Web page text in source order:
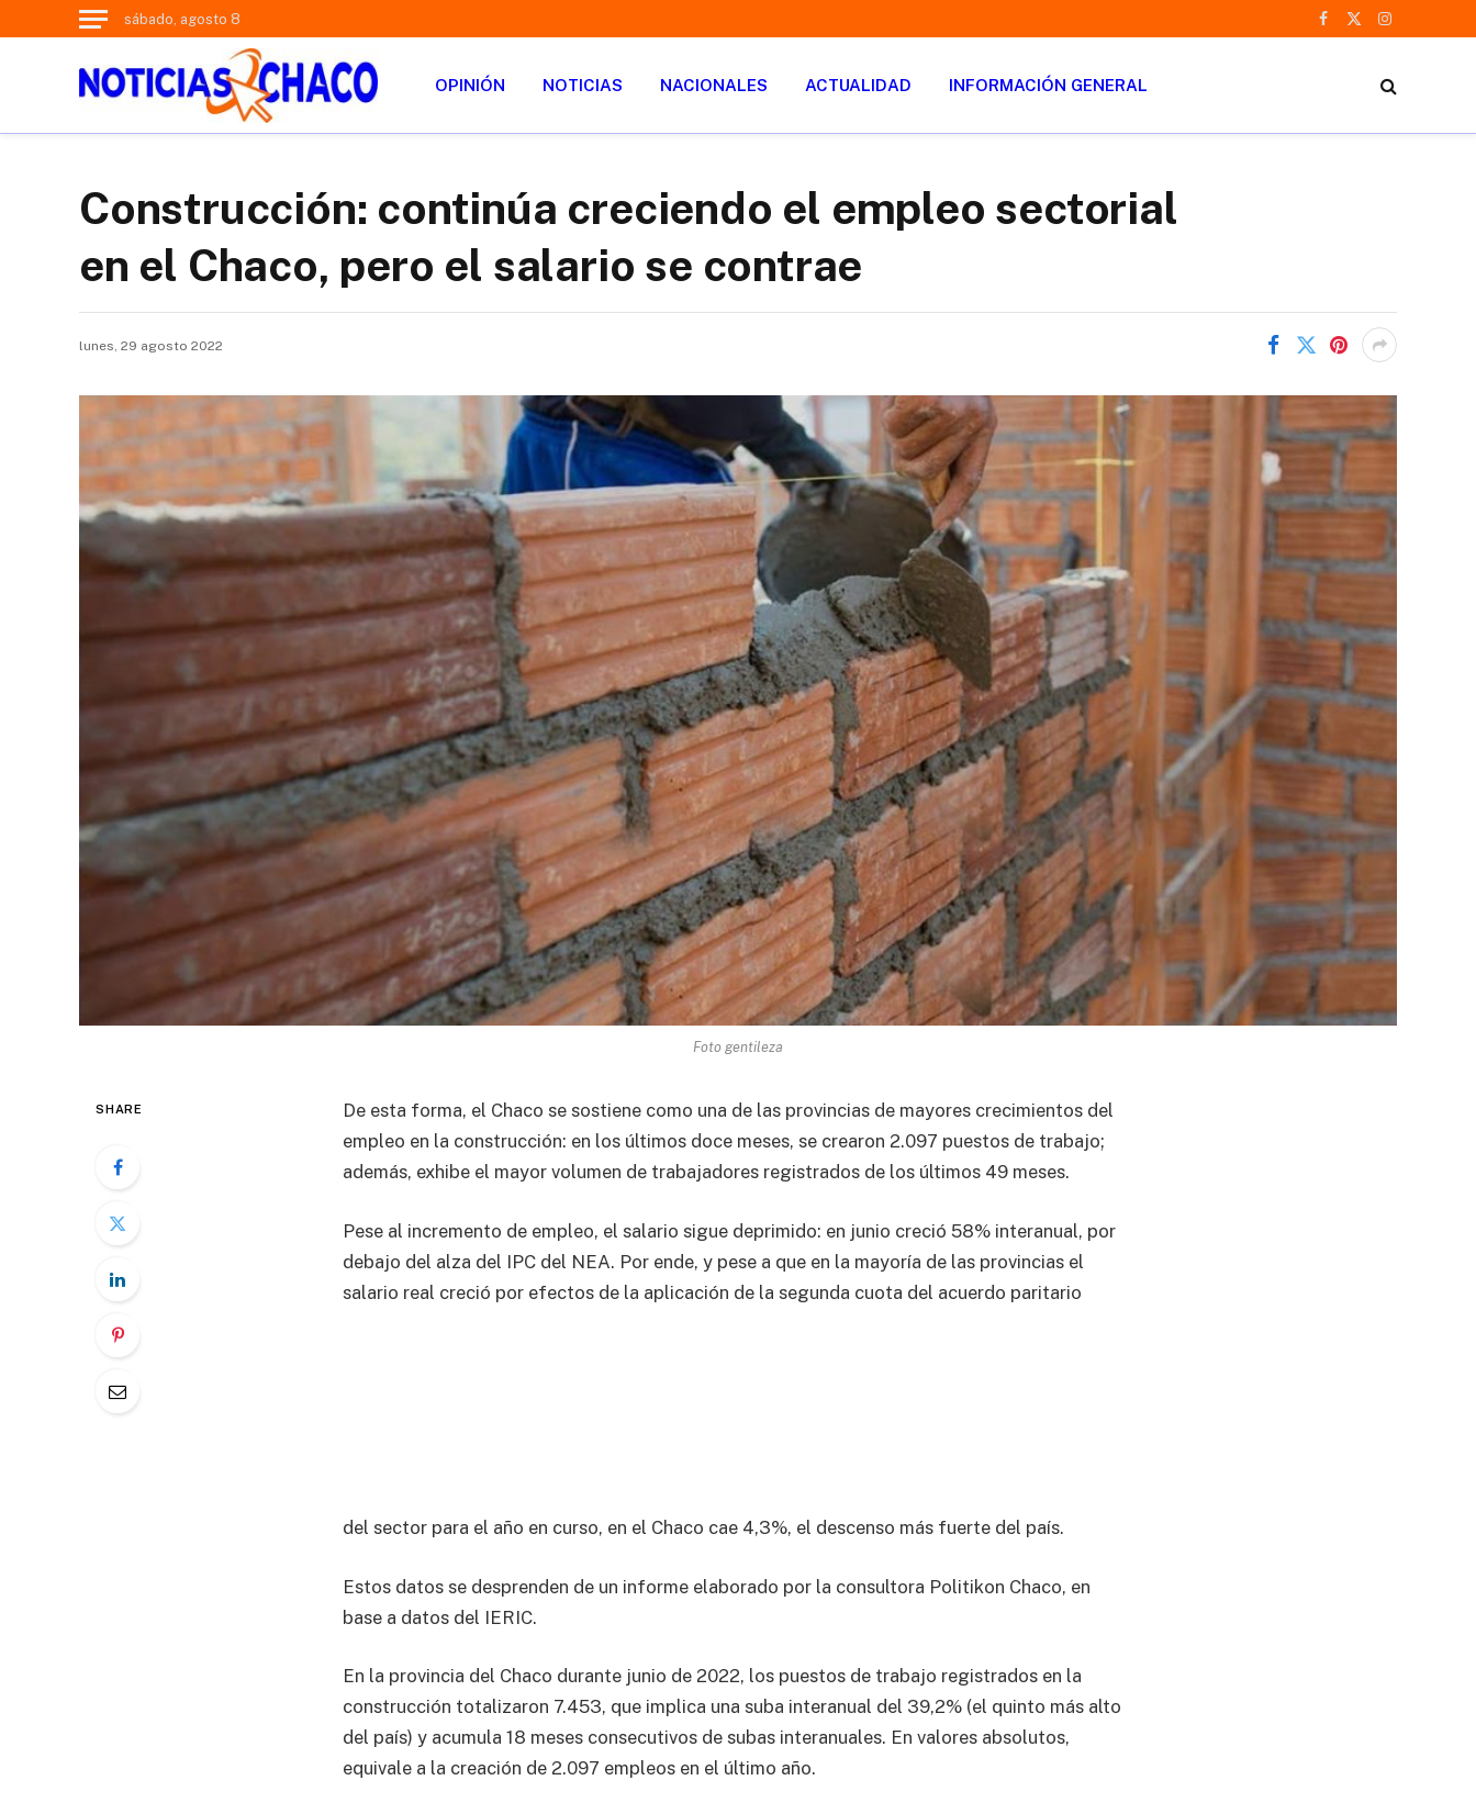
sábado, agosto 8
Facebook
X
Instagram
OPINIÓN NOTICIAS NACIONALES ACTUALIDAD INFORMACIÓN GENERAL
Construcción: continúa creciendo el empleo sectorial
en el Chaco, pero el salario se contrae
lunes, 29 agosto 2022
Foto gentileza
SHARE
De esta forma, el Chaco se sostiene como una de las provincias de mayores crecimientos del
empleo en la construcción: en los últimos doce meses, se crearon 2.097 puestos de trabajo;
además, exhibe el mayor volumen de trabajadores registrados de los últimos 49 meses.
Pese al incremento de empleo, el salario sigue deprimido: en junio creció 58% interanual, por
debajo del alza del IPC del NEA. Por ende, y pese a que en la mayoría de las provincias el
salario real creció por efectos de la aplicación de la segunda cuota del acuerdo paritario
del sector para el año en curso, en el Chaco cae 4,3%, el descenso más fuerte del país.
Estos datos se desprenden de un informe elaborado por la consultora Politikon Chaco, en
base a datos del IERIC.
En la provincia del Chaco durante junio de 2022, los puestos de trabajo registrados en la
construcción totalizaron 7.453, que implica una suba interanual del 39,2% (el quinto más alto
del país) y acumula 18 meses consecutivos de subas interanuales. En valores absolutos,
equivale a la creación de 2.097 empleos en el último año.